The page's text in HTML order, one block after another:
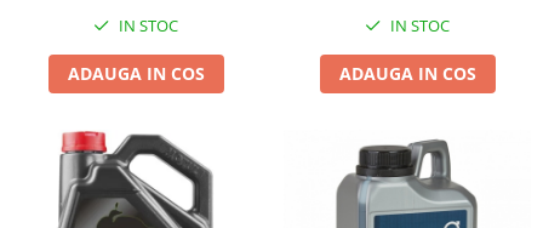
IN STOC
ADAUGA IN COS
IN STOC
ADAUGA IN COS